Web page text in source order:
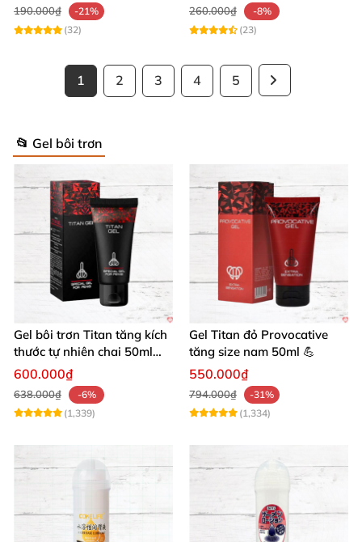
190.000₫
-21%
(32)
260.000₫
-8%
(23)
1 2 3 4 5
📂 Gel bôi trơn
Gel bôi trơn Titan tăng kích
thước tự nhiên chai 50ml
siêu mạnh
600.000₫
638.000₫
-6%
(1,339)
Gel Titan đỏ Provocative
tăng size nam 50ml 💪
550.000₫
794.000₫
-31%
(1,334)